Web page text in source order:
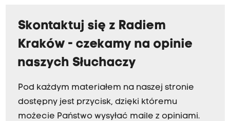
Skontaktuj się z Radiem
Kraków - czekamy na opinie
naszych Słuchaczy
Pod każdym materiałem na naszej stronie
dostępny jest przycisk, dzięki któremu
możecie Państwo wysyłać maile z opiniami.